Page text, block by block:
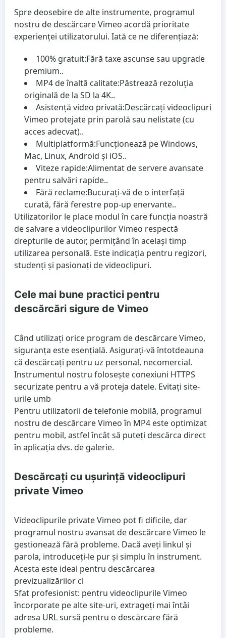
Spre deosebire de alte instrumente, programul
nostru de descărcare Vimeo acordă prioritate
experienței utilizatorului. Iată ce ne diferențiază:
100% gratuit:Fără taxe ascunse sau upgrade
premium..
MP4 de înaltă calitate:Păstrează rezoluția
originală de la SD la 4K..
Asistență video privată:Descărcați videoclipuri
Vimeo protejate prin parolă sau nelistate (cu
acces adecvat)..
Multiplatformă:Funcționează pe Windows,
Mac, Linux, Android și iOS..
Viteze rapide:Alimentat de servere avansate
pentru salvări rapide..
Fără reclame:Bucurați-vă de o interfață
curată, fără ferestre pop-up enervante..
Utilizatorilor le place modul în care funcția noastră
de salvare a videoclipurilor Vimeo respectă
drepturile de autor, permițând în același timp
utilizarea personală. Este indicația pentru regizori,
studenți și pasionați de videoclipuri.
Cele mai bune practici pentru
descărcări sigure de Vimeo
Când utilizați orice program de descărcare Vimeo,
siguranța este esențială. Asigurați-vă întotdeauna
că descărcați pentru uz personal, necomercial.
Instrumentul nostru folosește conexiuni HTTPS
securizate pentru a vă proteja datele. Evitați site-
urile umb
Pentru utilizatorii de telefonie mobilă, programul
nostru de descărcare Vimeo în MP4 este optimizat
pentru mobil, astfel încât să puteți descărca direct
în aplicația dvs. de galerie.
Descărcați cu ușurință videoclipuri
private Vimeo
Videoclipurile private Vimeo pot fi dificile, dar
programul nostru avansat de descărcare Vimeo le
gestionează fără probleme. Dacă aveți linkul și
parola, introduceți-le pur și simplu în instrument.
Acesta este ideal pentru descărcarea
previzualizărilor cl
Sfat profesionist: pentru videoclipurile Vimeo
încorporate pe alte site-uri, extrageți mai întâi
adresa URL sursă pentru o descărcare fără
probleme.